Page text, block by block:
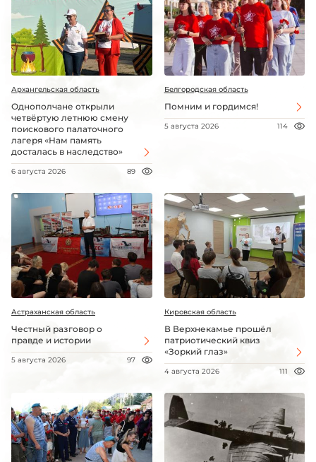
Архангельская область
Однополчане открыли
четвёртую летнюю смену
поискового палаточного
лагеря «Нам память
досталась в наследство»
6 августа 2026 89
Белгородская область
Помним и гордимся!
5 августа 2026 114
Астраханская область
Честный разговор о
правде и истории
5 августа 2026 97
Кировская область
В Верхнекамье прошёл
патриотический квиз
«Зоркий глаз»
4 августа 2026 111